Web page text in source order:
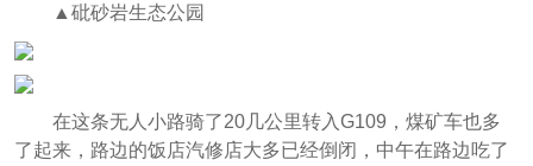
▲砒砂岩生态公园
在这条无人小路骑了20几公里转入G109，煤矿车也多
了起来，路边的饭店汽修店大多已经倒闭，中午在路边吃了